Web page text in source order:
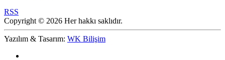
RSS
Copyright © 2026 Her hakkı saklıdır.
Yazılım & Tasarım: WK Bilişim